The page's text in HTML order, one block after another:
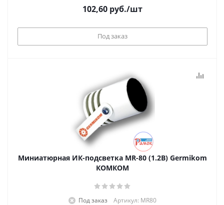
102,60 руб./шт
Под заказ
Миниатюрная ИК-подсветка MR-80 (1.2B) Germikom
КОМКОМ
Под заказ Артикул: MR80